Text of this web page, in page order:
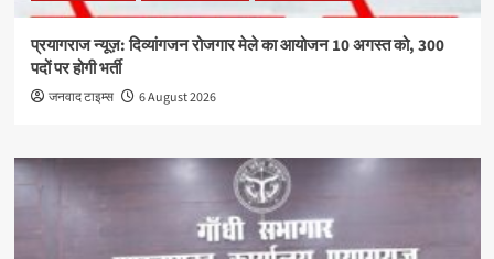
प्रयागराज न्यूज़: दिव्यांगजन रोजगार मेले का आयोजन 10 अगस्त को, 300
पदों पर होगी भर्ती
जनवाद टाइम्स 6 August 2026